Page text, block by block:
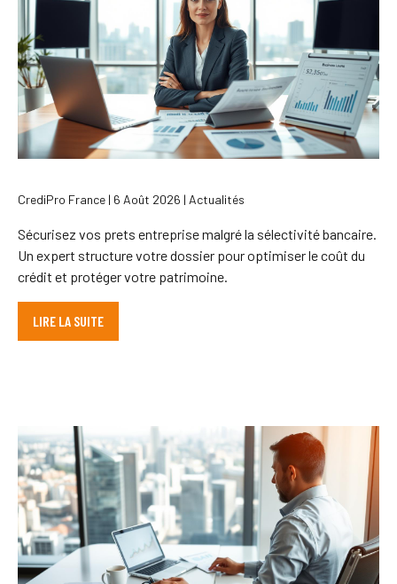
CrediPro France | 6 Août 2026 | Actualités
Sécurisez vos prets entreprise malgré la sélectivité bancaire.
Un expert structure votre dossier pour optimiser le coût du
crédit et protéger votre patrimoine.
LIRE LA SUITE